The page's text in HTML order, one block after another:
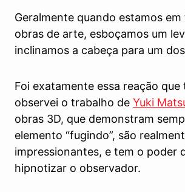
Geralmente quando estamos
obras de arte, esboçamos um
inclinamos a cabeça para um
Foi exatamente essa reação que
observei o trabalho de Yuki
obras 3D, que demonstram
elemento “fugindo”, são
impressionantes, e tem o poder
hipnotizar o observador.